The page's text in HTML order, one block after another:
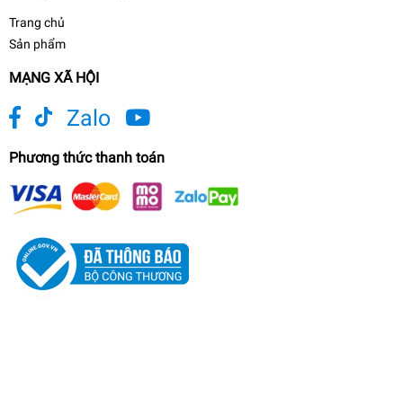
Trang chủ
Sản phẩm
MẠNG XÃ HỘI
Zalo
Phương thức thanh toán